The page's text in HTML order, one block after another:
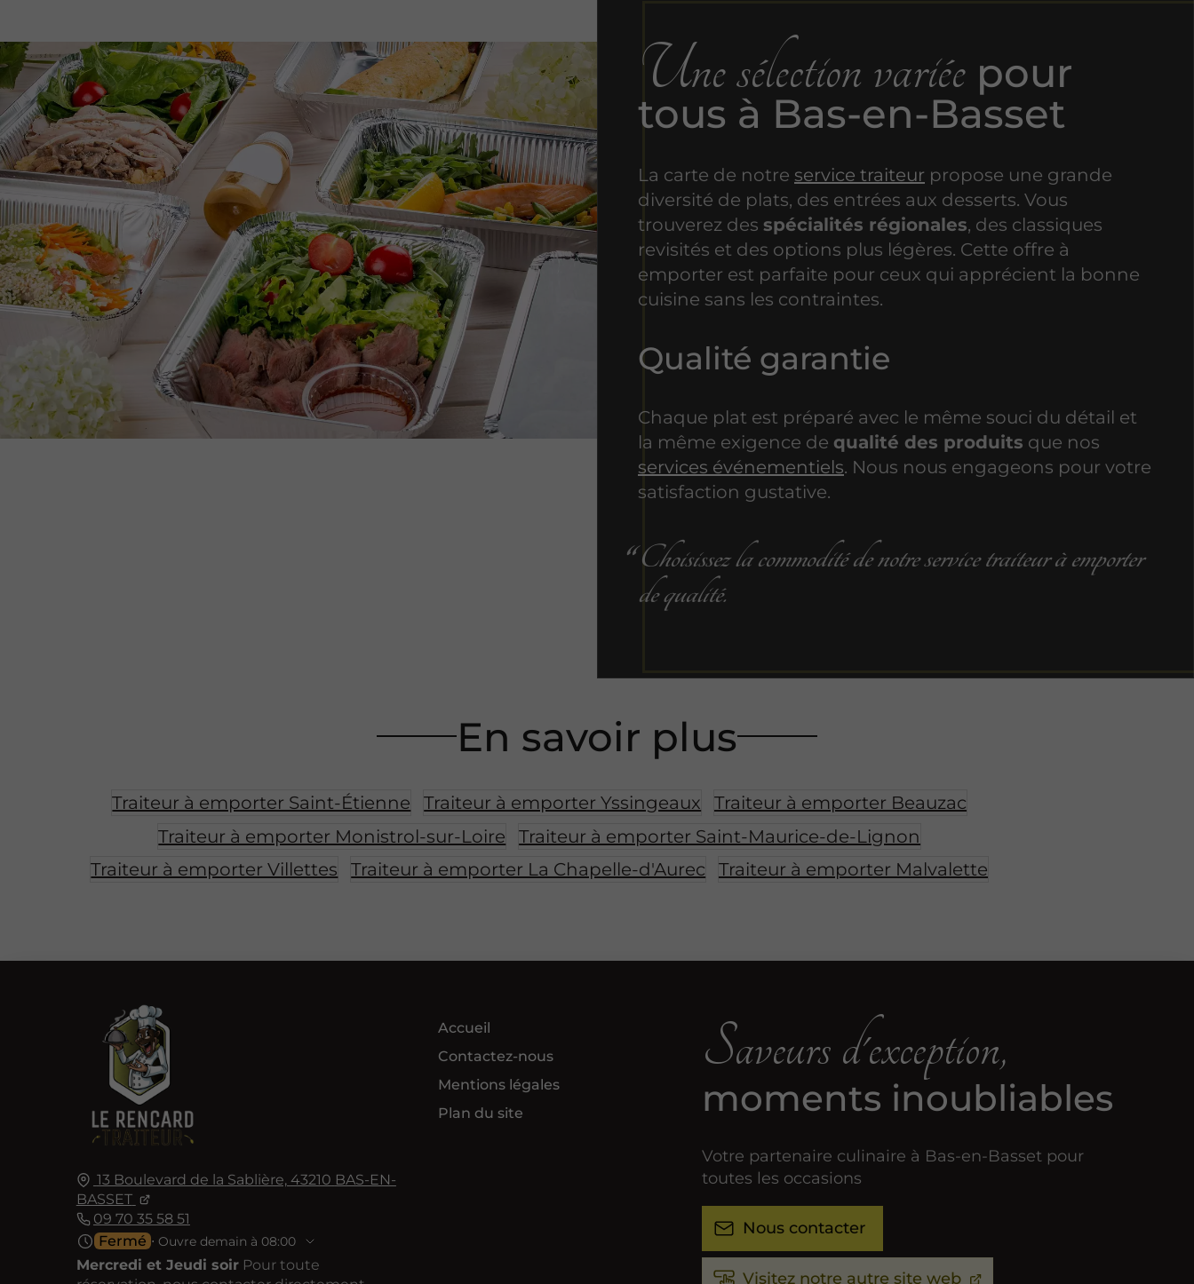
Une sélection variée pour
tous à Bas-en-Basset
La carte de notre service traiteur propose une grande
diversité de plats, des entrées aux desserts. Vous
trouverez des spécialités régionales, des classiques
revisités et des options plus légères. Cette offre à
emporter est parfaite pour ceux qui apprécient la bonne
cuisine sans les contraintes.
Qualité garantie
Chaque plat est préparé avec le même souci du détail et
la même exigence de qualité des produits que nos
services événementiels. Nous nous engageons pour votre
satisfaction gustative.
Choisissez la commodité de notre servicetraiteur à emporter
de qualité.
En savoir plus
Traiteur à emporter Saint-Étienne Traiteur à emporter Yssingeaux
Traiteur à emporter Beauzac
Traiteur à emporter Monistrol-sur-Loire
Traiteur à emporter Saint-Maurice-de-Lignon
Traiteur à emporter Villettes
Traiteur à emporter La Chapelle-d'Aurec Traiteur à emporter Malvalette
13 Boulevard de la Sablière, 43210 BAS-EN-
BASSET
09 70 35 58 51
Fermé ⋅ Ouvre demain à 08:00
Mercredi et Jeudi soirPour toute
Accueil
Contactez-nous
Mentions légales
Plan du site
Saveurs d'exception,
moments inoubliables
Votre partenaire culinaire à Bas-en-Basset pour
toutes les occasions
Nous contacter
Visitez notre autre site web